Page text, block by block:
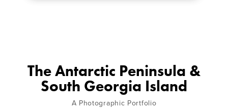
The Antarctic Peninsula &
South Georgia Island
A Photographic Portfolio